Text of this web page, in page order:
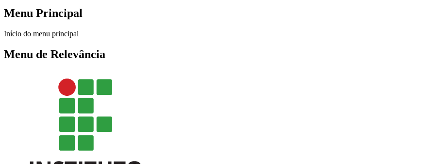
Menu Principal
Início do menu principal
Menu de Relevância